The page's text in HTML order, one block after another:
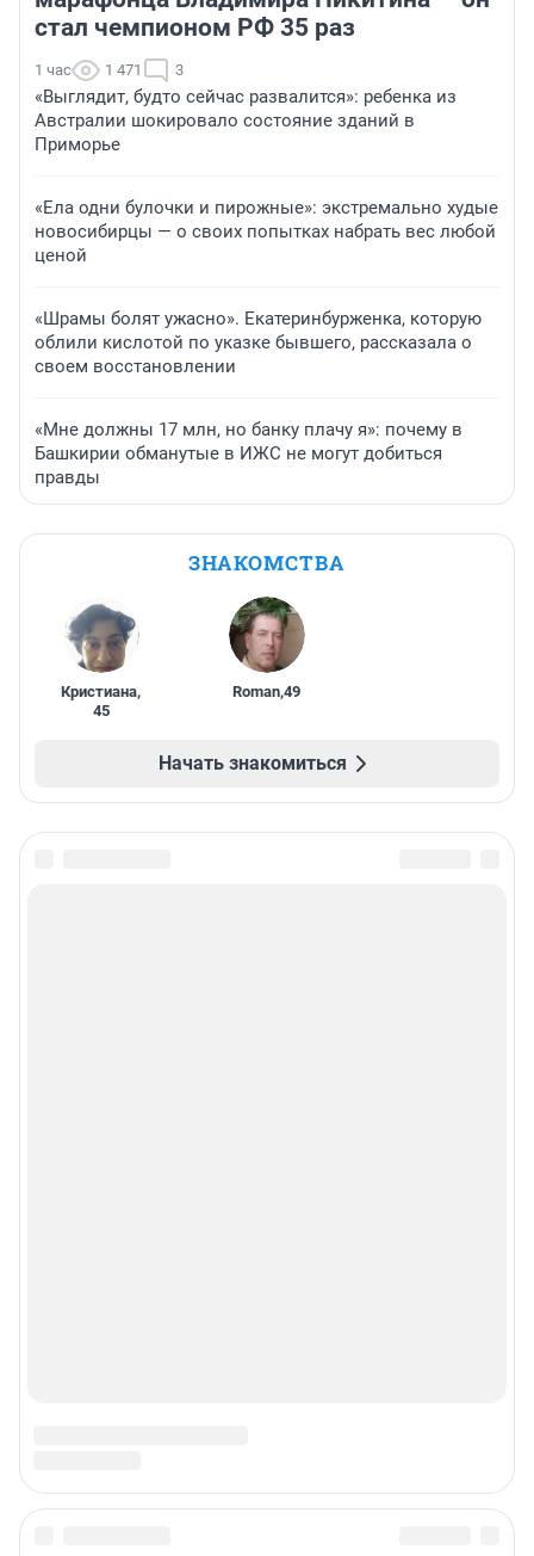
стал чемпионом РФ 35 раз
1 час 1 471 3
«Выглядит, будто сейчас развалится»: ребенка из
Австралии шокировало состояние зданий в
Приморье
«Ела одни булочки и пирожные»: экстремально худые
новосибирцы — о своих попытках набрать вес любой
ценой
«Шрамы болят ужасно». Екатеринбурженка, которую
облили кислотой по указке бывшего, рассказала о
своем восстановлении
«Мне должны 17 млн, но банку плачу я»: почему в
Башкирии обманутые в ИЖС не могут добиться
правды
ЗНАКОМСТВА
Кристиана,
45
Roman,49
Начать знакомиться